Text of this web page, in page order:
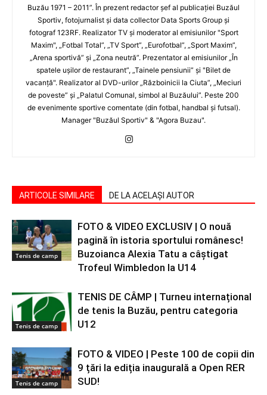
Buzău 1971 – 2011”. În prezent redactor şef al publicaţiei Buzăul
Sportiv, fotojurnalist şi data collector Data Sports Group şi
fotograf 123RF. Realizator TV şi moderator al emisiunilor "Sport
Maxim", „Fotbal Total”, „TV Sport”, „Eurofotbal”, „Sport Maxim”,
„Arena sportivă” şi „Zona neutră”. Prezentator al emisiunilor „În
spatele uşilor de restaurant”, „Tainele pensiunii” şi "Bilet de
vacanţă". Realizator al DVD-urilor „Războinicii la Ciuta”, „Meciuri
de poveste” şi „Palatul Comunal, simbol al Buzăului”. Peste 200
de evenimente sportive comentate (din fotbal, handbal şi futsal).
Manager "Buzăul Sportiv" & "Agora Buzau".
ARTICOLE SIMILARE DE LA ACELAȘI AUTOR
Tenis de camp
FOTO & VIDEO EXCLUSIV | O nouă
pagină în istoria sportului românesc!
Buzoianca Alexia Tatu a câştigat
Trofeul Wimbledon la U14
Tenis de camp
TENIS DE CÂMP | Turneu internațional
de tenis la Buzău, pentru categoria
U12
Tenis de camp
FOTO & VIDEO | Peste 100 de copii din
9 țări la ediția inaugurală a Open RER
SUD!